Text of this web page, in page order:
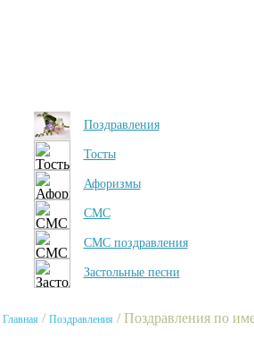
Поздравления
Тосты
Афоризмы
СМС
СМС поздравления
Застольные песни
Главная / Поздравления / Поздравления по